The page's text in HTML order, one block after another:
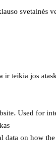
svetainės
teikia jos
Used for
data on how